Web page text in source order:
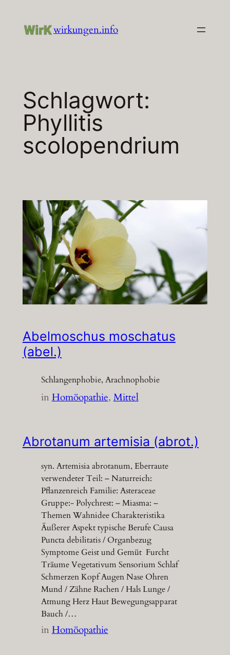
Inhalt
wirkungen.info
Schlagwort:
Phyllitis
scolopendrium
Abelmoschus moschatus
(abel.)
Schlangenphobie, Arachnophobie
inHomöopathie, Mittel
Abrotanum artemisia (abrot.)
syn. Artemisia abrotanum, Eberraute
verwendeter Teil: – Naturreich:
Pflanzenreich Familie: Asteraceae
Gruppe:- Polychrest: – Miasma: –
Themen Wahnidee Charakteristika
Äußerer Aspekt typische Berufe Causa
Puncta debilitatis / Organbezug
Symptome Geist und Gemüt Furcht
Träume Vegetativum Sensorium Schlaf
Schmerzen Kopf Augen Nase Ohren
Mund / Zähne Rachen / Hals Lunge /
Atmung Herz Haut Bewegungsapparat
Bauch /…
inHomöopathie